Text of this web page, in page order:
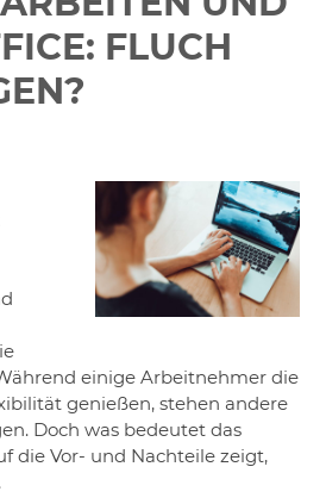
FLUCH
einige Arbeitnehmer die
genießen, stehen andere
Doch was bedeutet das
die Vor- und Nachteile zeigt,